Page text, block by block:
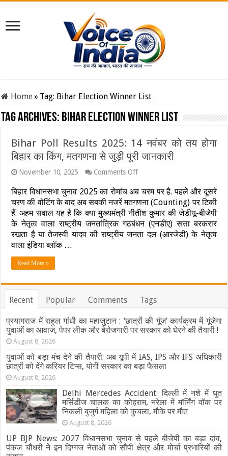
Home» Tag: Bihar Election Winner List
Tag Archives: Bihar Election Winner List
Bihar Poll Results 2025: 14 नवंबर को तय होगा
बिहार का किंग, मतगणना से जुड़ी पूरी जानकारी
November 10, 2025 Comments Offon
Poll
Results
2025:
14
नवंबर
को
तय
जुड़ी
जानकारी
बिहार विधानसभा चुनाव 2025 का रोमांच अब चरम पर है. पहले और दूसरे
चरण की वोटिंग के बाद अब सबकी नजरें मतगणना (Counting) पर टिकी
हैं. अहम सवाल यह है कि क्या मुख्यमंत्री नीतीश कुमार की जेडीयू-बीजेपी
के नेतृत्व वाला राष्ट्रीय जनतांत्रिक गठबंधन (एनडीए) सत्ता बरकरार
रखता है या तेजस्वी यादव की राष्ट्रीय जनता दल (आरजेडी) के नेतृत्व
वाला इंडिया ब्लॉक …
Read More »
Recent Popular Comments Tags
प्रयागराज में राहुल गांधी का महाजुटान : ‘छात्रों की गूंज’ कार्यक्रम में गूंजेगा
युवाओं का आवाज, पेपर लीक और बेरोजगारी पर सरकार को घेरने की तैयारी !
August 8, 2026
युवाओं को बड़ा मंच देने की तैयारी: अब यूपी में IAS, IPS और IFS अधिकारी
छात्रों को देंगे करियर टिप्स, योगी सरकार का बड़ा फैसला
August 8, 2026
Delhi Mercedes Accident: दिल्ली में नशे में धुत
मर्सिडीज चालक का कोहराम, नरेला में मॉर्निंग वॉक पर
निकली बुजुर्ग महिला को कुचला, मौके पर मौत
August 8, 2026
UP BJP News: 2027 विधानसभा चुनाव से पहले बीजेपी का बड़ा दांव,
पंकज चौधरी ने इन दिग्गज नेताओं को सौंपी क्षेत्र और मोर्चा प्रभारियों की